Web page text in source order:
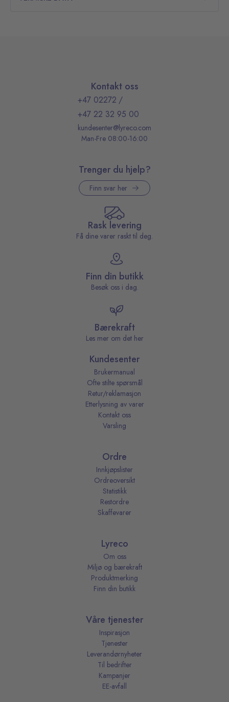
Kontakt oss
+47 02272 /
+47 22 32 95 00
kundesenter@lyreco.com
Man-Fre 08:00-16:00
Trenger du hjelp?
Finn svar her
Rask levering
Få dine varer raskt til deg.
Finn din butikk
Besøk oss i dag.
Bærekraft
Les mer om det her
Kundesenter
Brukermanual
Ofte stilte spørsmål
Retur/reklamasjon
Etterlysning av varer
Kontakt oss
Varsling
Ordre
Innkjøpslister
Ordreoversikt
Statistikk
Restordre
Skaffevarer
Lyreco
Om oss
Miljø og bærekraft
Produktmerking
Finn din butikk
Våre tjenester
Inspirasjon
Tjenester
Leverandørnyheter
Til bedrifter
Kampanjer
EE-avfall